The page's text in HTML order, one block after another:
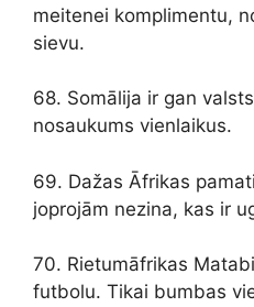
meitenei komplimentu,
sievu.
68. Somālija ir gan
nosaukums vienlaikus.
69. Dažas Āfrikas
joprojām nezina, kas ir
70. Rietumāfrikas
futbolu. Tikai bumbas